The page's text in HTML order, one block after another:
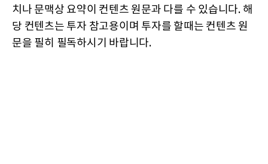
치나 문맥상 요약이 컨텐츠 원문과 다를 수 있습니다. 해
당 컨텐츠는 투자 참고용이며 투자를 할때는 컨텐츠 원
문을 필히 필독하시기 바랍니다.